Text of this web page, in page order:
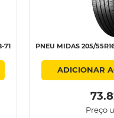
71 PNEU MIDAS 205/
ADICIONAR
Preço